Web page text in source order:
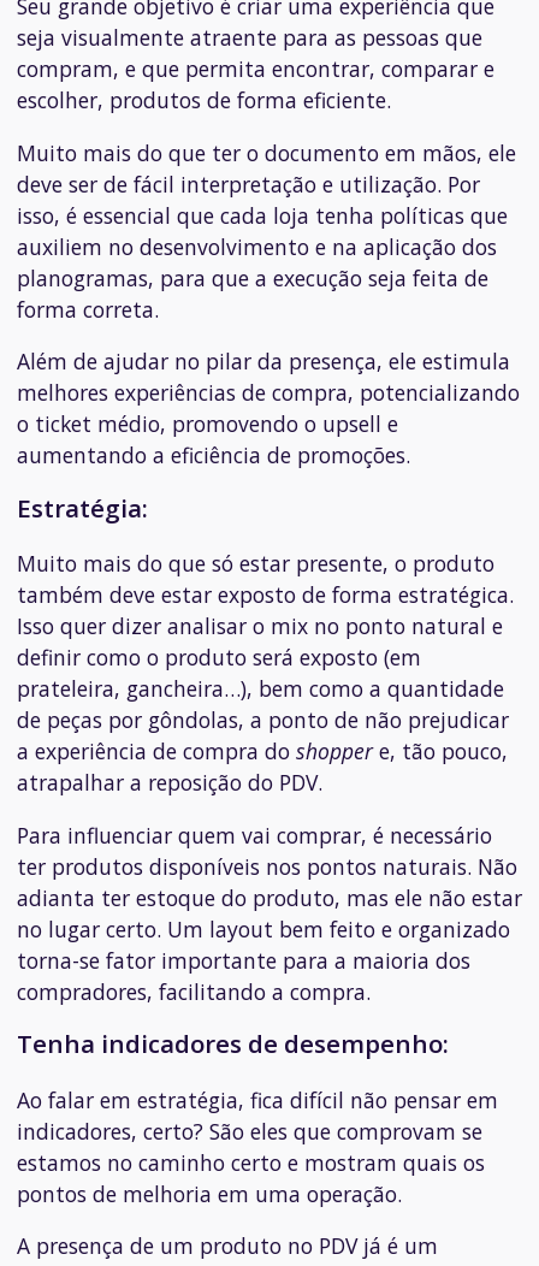
Seu grande objetivo é criar uma experiência que
seja visualmente atraente para as pessoas que
compram, e que permita encontrar, comparar e
escolher, produtos de forma eficiente.
Muito mais do que ter o documento em mãos, ele
deve ser de fácil interpretação e utilização. Por
isso, é essencial que cada loja tenha políticas que
auxiliem no desenvolvimento e na aplicação dos
planogramas, para que a execução seja feita de
forma correta.
Além de ajudar no pilar da presença, ele estimula
melhores experiências de compra, potencializando
o ticket médio, promovendo o upsell e
aumentando a eficiência de promoções.
Estratégia:
Muito mais do que só estar presente, o produto
também deve estar exposto de forma estratégica.
Isso quer dizer analisar o mix no ponto natural e
definir como o produto será exposto (em
prateleira, gancheira…), bem como a quantidade
de peças por gôndolas, a ponto de não prejudicar
a experiência de compra do shoppere, tão pouco,
atrapalhar a reposição do PDV.
Para influenciar quem vai comprar, é necessário
ter produtos disponíveis nos pontos naturais. Não
adianta ter estoque do produto, mas ele não estar
no lugar certo. Um layout bem feito e organizado
torna-se fator importante para a maioria dos
compradores, facilitando a compra.
Tenha indicadores de desempenho:
Ao falar em estratégia, fica difícil não pensar em
indicadores, certo? São eles que comprovam se
estamos no caminho certo e mostram quais os
pontos de melhoria em uma operação.
A presença de um produto no PDV já é um